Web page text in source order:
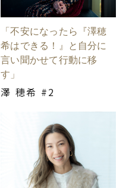
「不安になったら『澤穂
希はできる！』と自分に
言い聞かせて行動に移
す」
澤 穂希 #2